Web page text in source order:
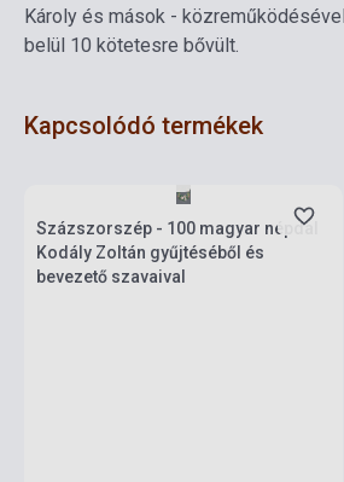
Károly és mások -
belül 10 kötetesre bővült.
Kapcsolódó termékek
Százszorszép - 100 magyar népdal
Kodály Zoltán gyűjtéséből és
bevezető szavaival